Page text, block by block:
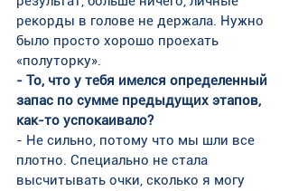
рекорды в голове не держала. Нужно
было просто хорошо проехать
«полуторку».
- То, что у тебя имелся определенный
запас по сумме предыдущих этапов,
как-то успокаивало?
- Не сильно, потому что мы шли все
плотно. Специально не стала
высчитывать очки, сколько я могу